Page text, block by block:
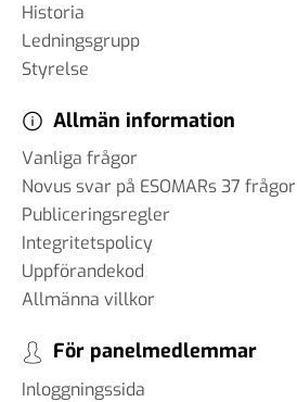
Historia
Ledningsgrupp
Styrelse
Allmän information
Vanliga frågor
Novus svar på ESOMARs 37 frågor
Publiceringsregler
Integritetspolicy
Uppförandekod
Allmänna villkor
För panelmedlemmar
Inloggningssida